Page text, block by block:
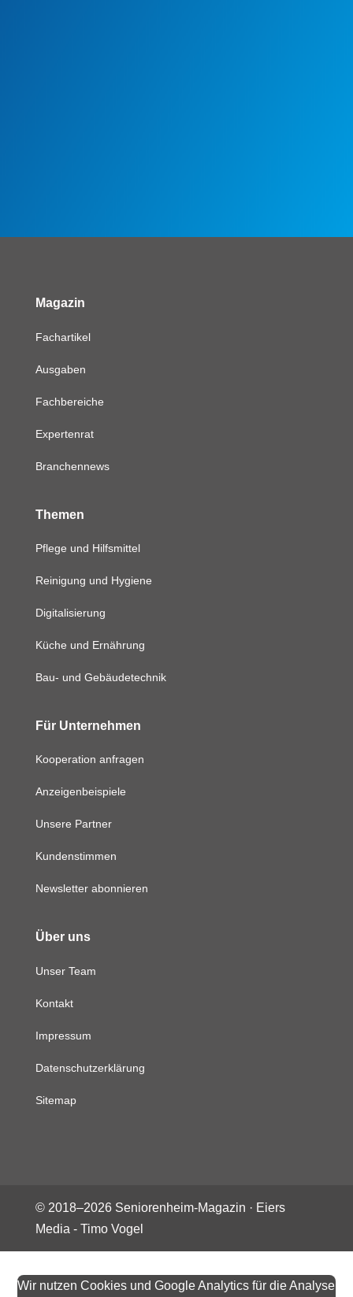
Magazin
Fachartikel
Ausgaben
Fachbereiche
Expertenrat
Branchennews
Themen
Pflege und Hilfsmittel
Reinigung und Hygiene
Digitalisierung
Küche und Ernährung
Bau- und Gebäudetechnik
Für Unternehmen
Kooperation anfragen
Anzeigenbeispiele
Unsere Partner
Kundenstimmen
Newsletter abonnieren
Über uns
Unser Team
Kontakt
Impressum
Datenschutzerklärung
Sitemap
© 2018–2026Seniorenheim-Magazin · Eiers
Media - Timo Vogel
Wir nutzen Cookies und Google Analytics für die Analyse